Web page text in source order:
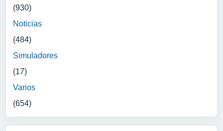
(930)
Noticias
(484)
Simuladores
(17)
Varios
(654)